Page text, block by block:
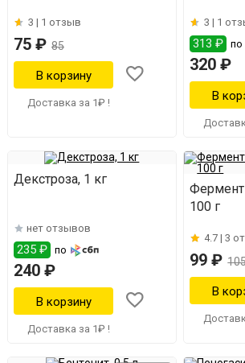
3 | 1 отзыв
75 ₽ 85
Доставка за 1₽ !
3 | 1
313 ₽ по
320 ₽
Декстроза, 1 кг
нет отзывов
235 ₽ по
240 ₽
Доставка за 1₽ !
Фермент
100 г
4.7 |3
99 ₽